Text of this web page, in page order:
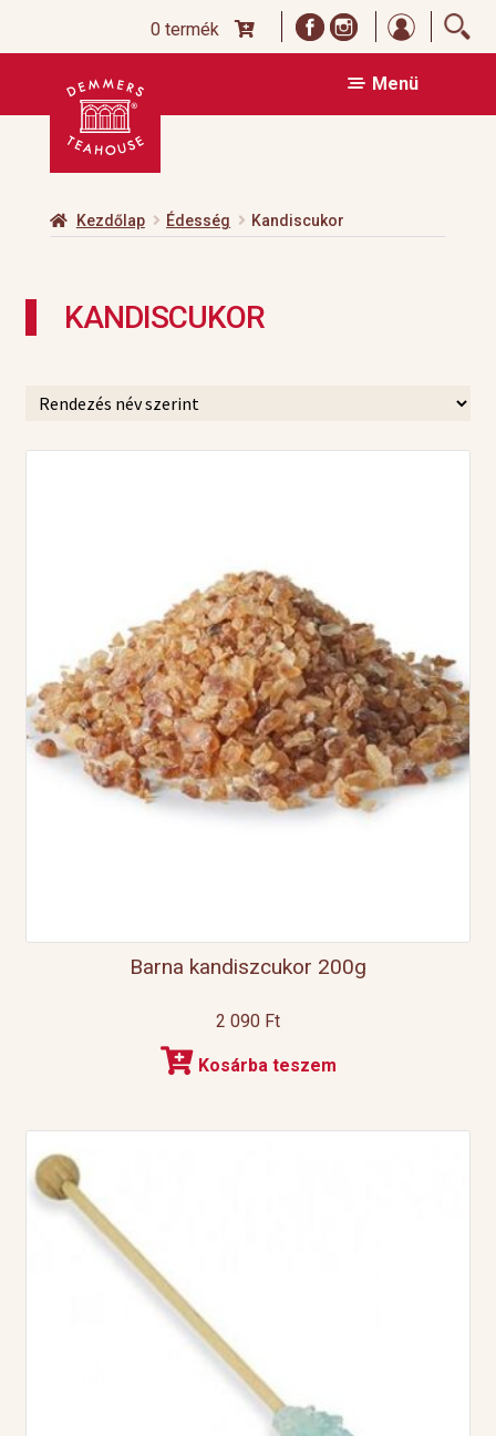
0 termék
Ugrás
navigációhoz
Kilépés
tartalomba
Menü
Kezdőlap Édesség Kandiscukor
KANDISCUKOR
Barna kandiszcukor 200g
2 090 Ft
Kosárba teszem